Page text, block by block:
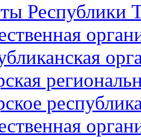
Республики